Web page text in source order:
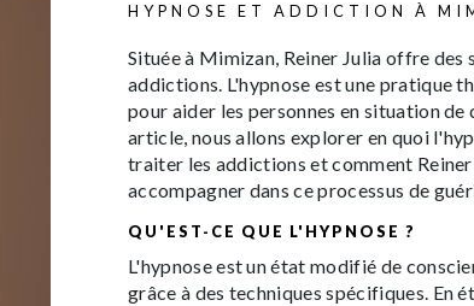
HYPNOSE ET ADDICTION À
Située à Mimizan, Reiner Julia offre
addictions. L'hypnose est une pratique
pour aider les personnes en situation de
article, nous allons explorer en quoi
traiter les addictions et comment
accompagner dans ce processus de
QU'EST-CE QUE L'HYPNOSE ?
L'hypnose est un état modifié de
grâce à des techniques spécifiques. En